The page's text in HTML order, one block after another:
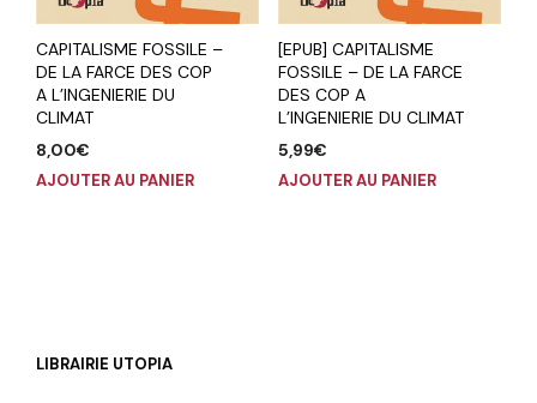
CAPITALISME FOSSILE –
DE LA FARCE DES COP
A L’INGENIERIE DU
CLIMAT
8,00€
AJOUTER AU PANIER
[EPUB] CAPITALISME
FOSSILE – DE LA FARCE
DES COP A
L’INGENIERIE DU CLIMAT
5,99€
AJOUTER AU PANIER
LIBRAIRIE UTOPIA